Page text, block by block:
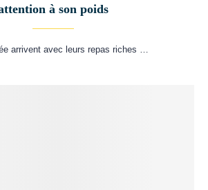
à son poids
arrivent avec leurs repas riches …